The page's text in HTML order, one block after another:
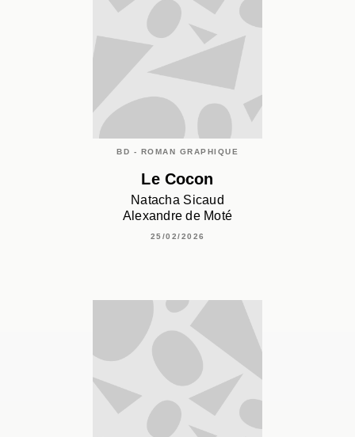
BD - ROMAN GRAPHIQUE
Le Cocon
Natacha Sicaud
Alexandre de Moté
25/02/2026